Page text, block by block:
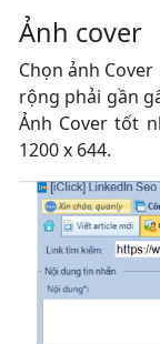
Ảnh cover
Chọn ảnh
rộng phải gần
Ảnh Cover tốt
1200 x 644.